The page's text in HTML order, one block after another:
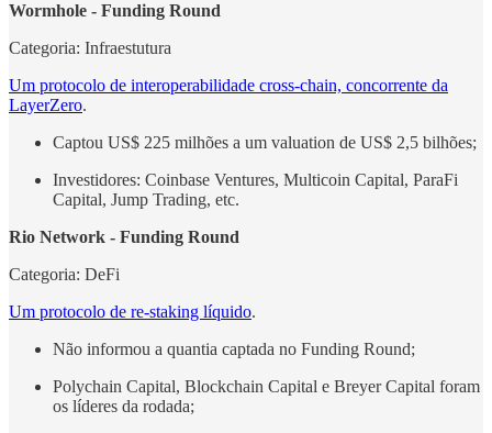
Wormhole - Funding Round
Categoria: Infraestutura
Um protocolo de interoperabilidade cross-chain, concorrente da
LayerZero.
Captou US$ 225 milhões a um valuation de US$ 2,5 bilhões;
Investidores: Coinbase Ventures, Multicoin Capital, ParaFi
Capital, Jump Trading, etc.
Rio Network - Funding Round
Categoria: DeFi
Um protocolo de re-staking líquido.
Não informou a quantia captada no Funding Round;
Polychain Capital, Blockchain Capital e Breyer Capital foram
os líderes da rodada;